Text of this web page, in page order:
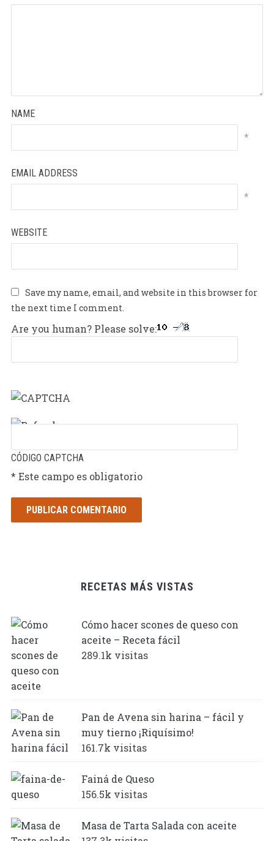
NAME
*
EMAIL ADDRESS
*
WEBSITE
Save my name, email, and website in this browser for
the next time I comment.
Are you human? Please solve:
CÓDIGO CAPTCHA
* Este campo es obligatorio
RECETAS MÁS VISTAS
Cómo hacer scones de queso con
aceite – Receta fácil
289.1k visitas
Pan de Avena sin harina – fácil y
muy tierno ¡Riquísimo!
161.7k visitas
Fainá de Queso
156.5k visitas
Masa de Tarta Salada con aceite